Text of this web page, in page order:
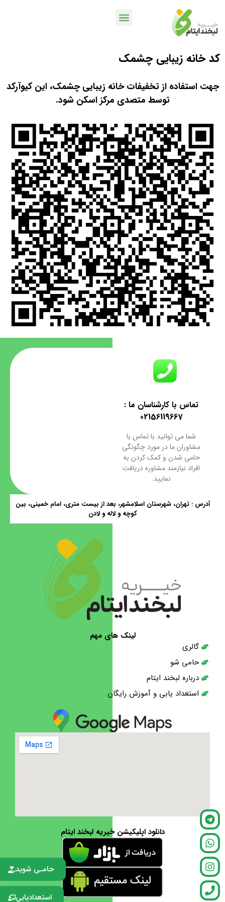
کد خانه زیبایی چشمک
جهت استفاده از تخفیفات خانه زیبایی چشمک، این کیوآرکد
توسط متصدی مرکز اسکن شود.
تماس با کارشناسان ما :
02156119667
شما می توانید با تماس با
مشاوران ما در مورد چگونگی
حامی شدن و کمک کردن به
افراد نیازمند مشاوره دریافت
نمایید.
آدرس : تهران، شهرستان اسلامشهر، بعد از بیست متری، امام خمینی، بین
کوچه و لاله و لادن
لینک های مهم
گالری
حامی شو
درباره لبخند ایتام
استعداد یابی و آموزش رایگان
دانلود اپلیکیشن خیریه لبخند ایتام
استعدادیابی
حامـی شوید